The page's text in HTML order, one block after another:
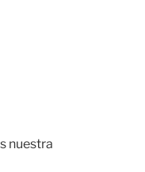
nuestra